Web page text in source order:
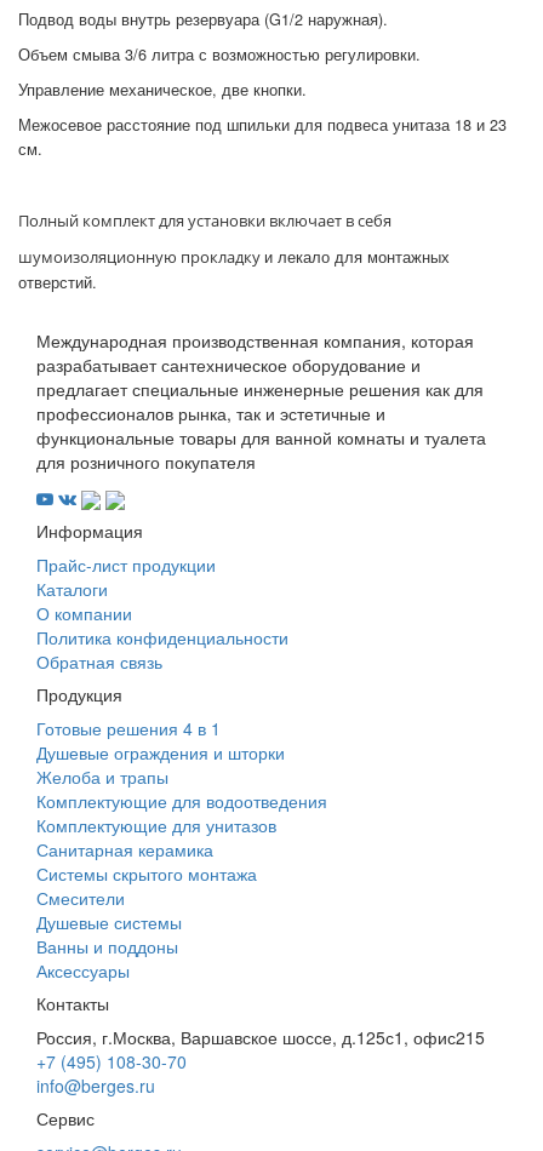
Подвод воды внутрь резервуара (G1/2 наружная).
Объем смыва 3/6 литра с возможностью регулировки.
Управление механическое, две кнопки.
Межосевое расстояние под шпильки для подвеса унитаза 18 и 23
см.
Полный комплект для установки включает в себя
шумоизоляционную прокладку и лекало для монтажных
отверстий.
Международная производственная компания, которая
разрабатывает сантехническое оборудование и
предлагает специальные инженерные решения как для
профессионалов рынка, так и эстетичные и
функциональные товары для ванной комнаты и туалета
для розничного покупателя
Информация
Прайс-лист продукции
Каталоги
О компании
Политика конфиденциальности
Обратная связь
Продукция
Готовые решения 4 в 1
Душевые ограждения и шторки
Желоба и трапы
Комплектующие для водоотведения
Комплектующие для унитазов
Санитарная керамика
Системы скрытого монтажа
Смесители
Душевые системы
Ванны и поддоны
Аксессуары
Контакты
Россия, г.Москва, Варшавское шоссе, д.125с1, офис215
+7 (495) 108-30-70
info@berges.ru
Сервис